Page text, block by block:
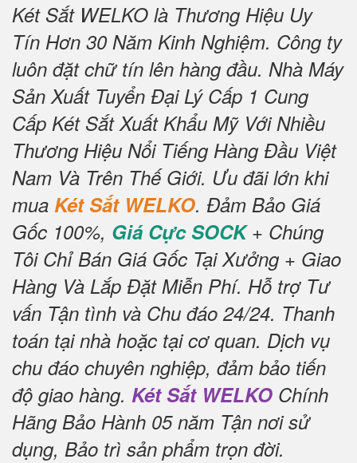
Két Sắt WELKO là Thương Hiệu Uy
Tín Hơn 30 Năm Kinh Nghiệm. Công ty
luôn đặt chữ tín lên hàng đầu. Nhà Máy
Sản Xuất Tuyển Đại Lý Cấp 1 Cung
Cấp Két Sắt Xuất Khẩu Mỹ Với Nhiều
Thương Hiệu Nổi Tiếng Hàng Đầu Việt
Nam Và Trên Thế Giới. Ưu đãi lớn khi
mua Két Sắt WELKO. Đảm Bảo Giá
Gốc 100%, Giá Cực SOCK+ Chúng
Tôi Chỉ Bán Giá Gốc Tại Xưởng + Giao
Hàng Và Lắp Đặt Miễn Phí. Hỗ trợ Tư
vấn Tận tình và Chu đáo 24/24. Thanh
toán tại nhà hoặc tại cơ quan. Dịch vụ
chu đáo chuyên nghiệp, đảm bảo tiến
độ giao hàng. Két Sắt WELKO Chính
Hãng Bảo Hành 05 năm Tận nơi sử
dụng, Bảo trì sản phẩm trọn đời.